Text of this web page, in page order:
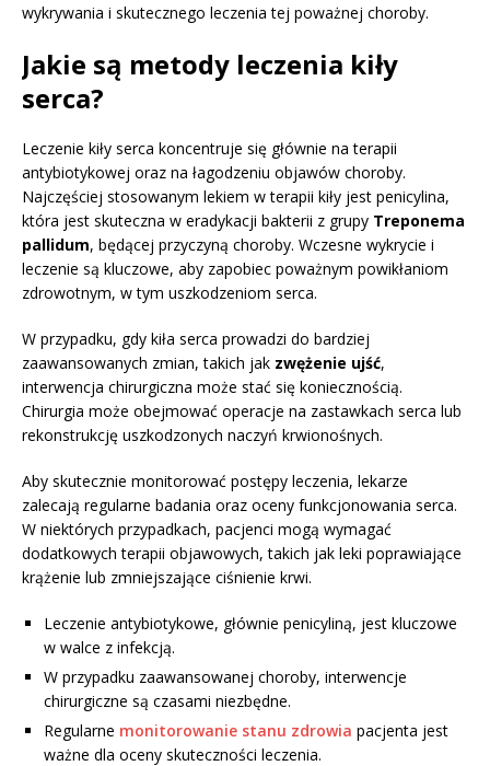
wykrywania i skutecznego leczenia tej poważnej choroby.
Jakie są metody leczenia kiły
serca?
Leczenie kiły serca koncentruje się głównie na terapii
antybiotykowej oraz na łagodzeniu objawów choroby.
Najczęściej stosowanym lekiem w terapii kiły jest penicylina,
która jest skuteczna w eradykacji bakterii z grupy Treponema
pallidum, będącej przyczyną choroby. Wczesne wykrycie i
leczenie są kluczowe, aby zapobiec poważnym powikłaniom
zdrowotnym, w tym uszkodzeniom serca.
W przypadku, gdy kiła serca prowadzi do bardziej
zaawansowanych zmian, takich jak zwężenie ujść,
interwencja chirurgiczna może stać się koniecznością.
Chirurgia może obejmować operacje na zastawkach serca lub
rekonstrukcję uszkodzonych naczyń krwionośnych.
Aby skutecznie monitorować postępy leczenia, lekarze
zalecają regularne badania oraz oceny funkcjonowania serca.
W niektórych przypadkach, pacjenci mogą wymagać
dodatkowych terapii objawowych, takich jak leki poprawiające
krążenie lub zmniejszające ciśnienie krwi.
Leczenie antybiotykowe, głównie penicyliną, jest kluczowe
w walce z infekcją.
W przypadku zaawansowanej choroby, interwencje
chirurgiczne są czasami niezbędne.
Regularne monitorowanie stanu zdrowia pacjenta jest
ważne dla oceny skuteczności leczenia.